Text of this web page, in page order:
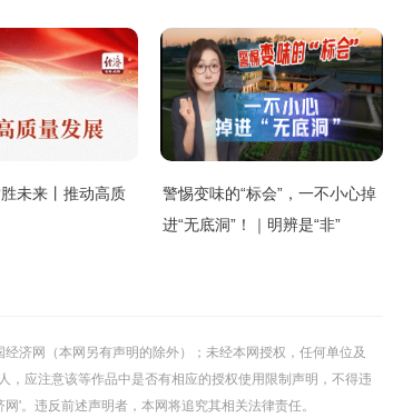
未来丨推动高质
警惕变味的“标会”，一不小心掉
进“无底洞”！｜明辨是“非”
济网（本网另有声明的除外）；未经本网授权，任何单位及
应注意该等作品中是否有相应的授权使用限制声明，不得违
'。违反前述声明者，本网将追究其相关法律责任。